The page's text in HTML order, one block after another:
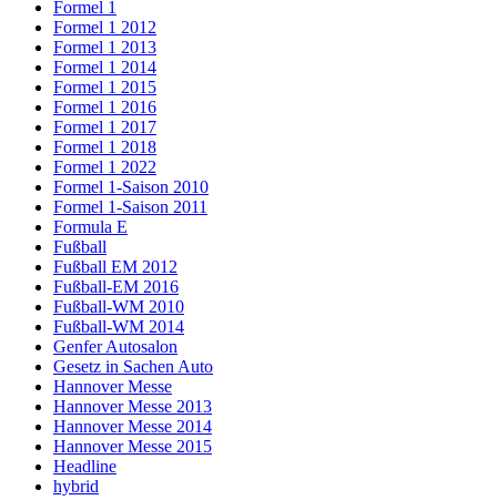
Formel 1
Formel 1 2012
Formel 1 2013
Formel 1 2014
Formel 1 2015
Formel 1 2016
Formel 1 2017
Formel 1 2018
Formel 1 2022
Formel 1-Saison 2010
Formel 1-Saison 2011
Formula E
Fußball
Fußball EM 2012
Fußball-EM 2016
Fußball-WM 2010
Fußball-WM 2014
Genfer Autosalon
Gesetz in Sachen Auto
Hannover Messe
Hannover Messe 2013
Hannover Messe 2014
Hannover Messe 2015
Headline
hybrid